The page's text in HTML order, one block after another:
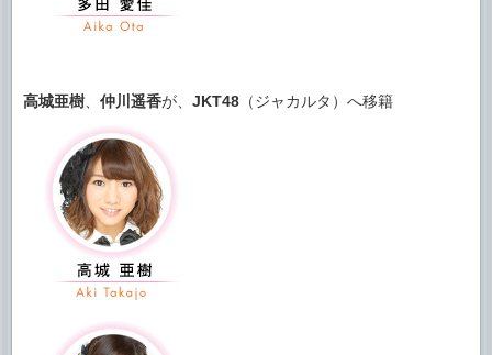
高城亜樹 仲川遥香が、 JKT48 （ジャカルタ）へ移籍